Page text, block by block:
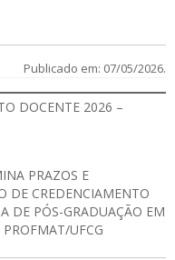
Publicado em: 07/05/2026.
DOCENTE 2026 –
PRAZOS E
DE CREDENCIAMENTO
DE PÓS-GRADUAÇÃO EM
UFCG